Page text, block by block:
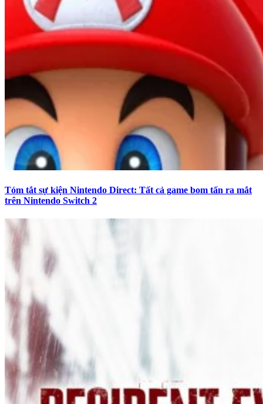
Tóm tắt sự kiện Nintendo Direct: Tất cả game bom tấn ra mắt
trên Nintendo Switch 2